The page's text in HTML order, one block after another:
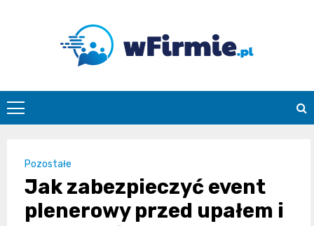
Wfirmie.pl
Pozostałe
Jak zabezpieczyć event
plenerowy przed upałem i